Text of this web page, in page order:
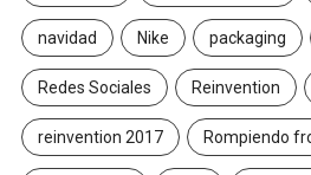
navidad Nike packaging
Redes Sociales Reinvention
reinvention 2017 Rompiendo